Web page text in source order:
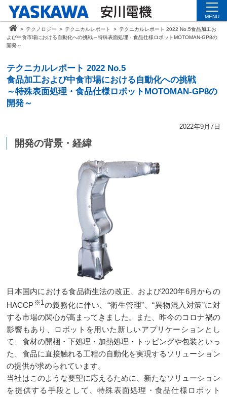
MENU
> テクノロジー > テクニカルレポート > テクニカルレポート 2022 No.5食品加工お
よび中食市場における自動化への挑戦～特殊表面処理・食品仕様ロボットMOTOMAN-GP8の
開発～
テクニカルレポート 2022 No.5
食品加工および中食市場における自動化への挑戦
～特殊表面処理・食品仕様ロボットMOTOMAN-GP8の
開発～
2022年9月7日
開発の背景・経緯
日本国内における食品衛生法の改正、および2020年6月からの
HACCP ※1の義務化に伴い、“衛生管理”、“異物混入対策”に対
する市場の関心が高まってきました。また、昨今のコロナ禍の
影響もあり、ロボットを用いた新しいアプリケーションとし
て、食材の開梱・下処理・加熱処理・トッピングや包装といっ
た、食品に直接触れる工程の自動化を実現するソリューション
の提供が求められています。
当社はこのような要望に応えるために、新たなソリューション
を提供する手段として、特殊表面処理・食品仕様ロボット